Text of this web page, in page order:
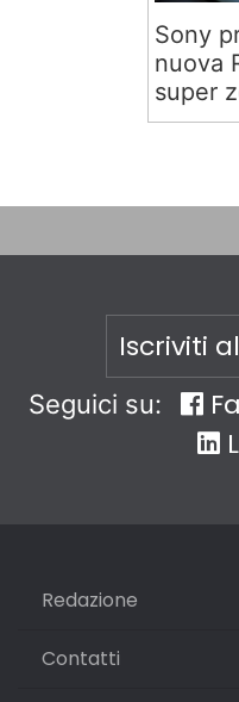
Sony
nuova
super
Iscriviti
Seguici su:
Redazione
Contatti